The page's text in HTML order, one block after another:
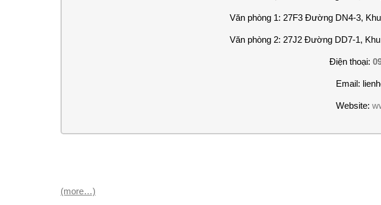
Văn phòng 1: 27F3 Đường DN4-3,
Văn phòng 2: 27J2 Đường DD7-1,
Điện thoại:
Email:
Website:
(more…)